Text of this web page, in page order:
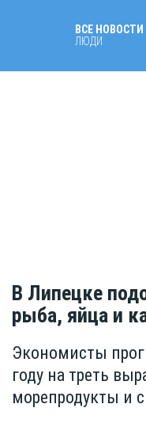
ВСЕ НОВОСТИ
ЛЮДИ
В Липецке
рыба, яйца и
Экономисты
году на треть
морепродукты и